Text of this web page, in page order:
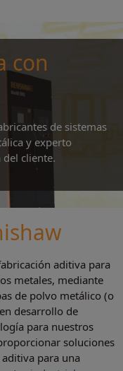
con
de sistemas
y experto
cliente.
aditiva para
metales, mediante
de polvo metálico (o
desarrollo de
para nuestros
soluciones
para una